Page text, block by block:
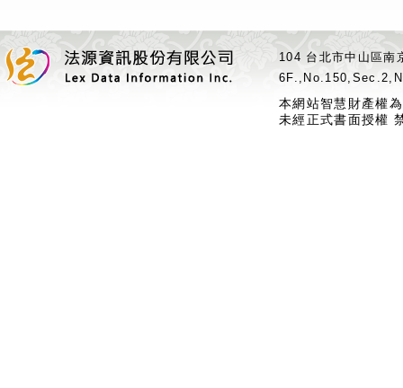
104 台北市中山區
本網站智慧財產權
未經正式書面授權